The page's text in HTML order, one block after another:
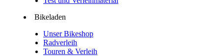
Bikeladen
Unser Bikeshop
Radverleih
Touren & Verleih